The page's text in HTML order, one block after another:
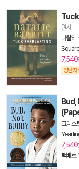
원서
나탈리
7,540
양탄자
크리스
7,540
택배로